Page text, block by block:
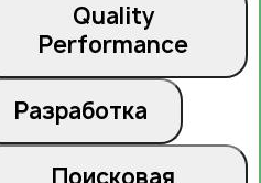
Quality
Performance
Разработка